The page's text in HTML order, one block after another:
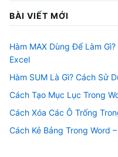
BÀI VIẾT MỚI
Hàm MAX Dùng Để Làm
Excel
Hàm SUM Là Gì? Cách Sử
Cách Tạo Mục Lục Trong
Cách Xóa Các Ô Trống
Cách Kẻ Bảng Trong Word